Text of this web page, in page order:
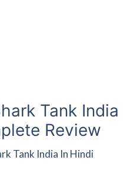
Tank India
Review
Tank India In Hindi